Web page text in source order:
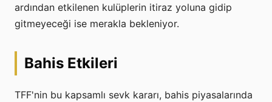
ardından etkilenen kulüplerin itiraz yoluna gidip
gitmeyeceği ise merakla bekleniyor.
Bahis Etkileri
TFF'nin bu kapsamlı sevk kararı, bahis piyasalarında